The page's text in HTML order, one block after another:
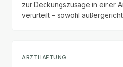
zur Deckungszusage in einer
verurteilt – sowohl
ARZTHAFTUNG